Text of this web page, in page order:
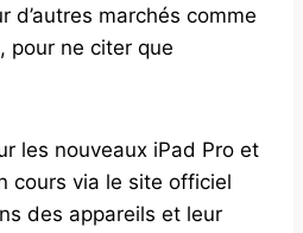
d’autres marchés comme
pour ne citer que
les nouveaux iPad Pro et
cours via le site officiel
des appareils et leur